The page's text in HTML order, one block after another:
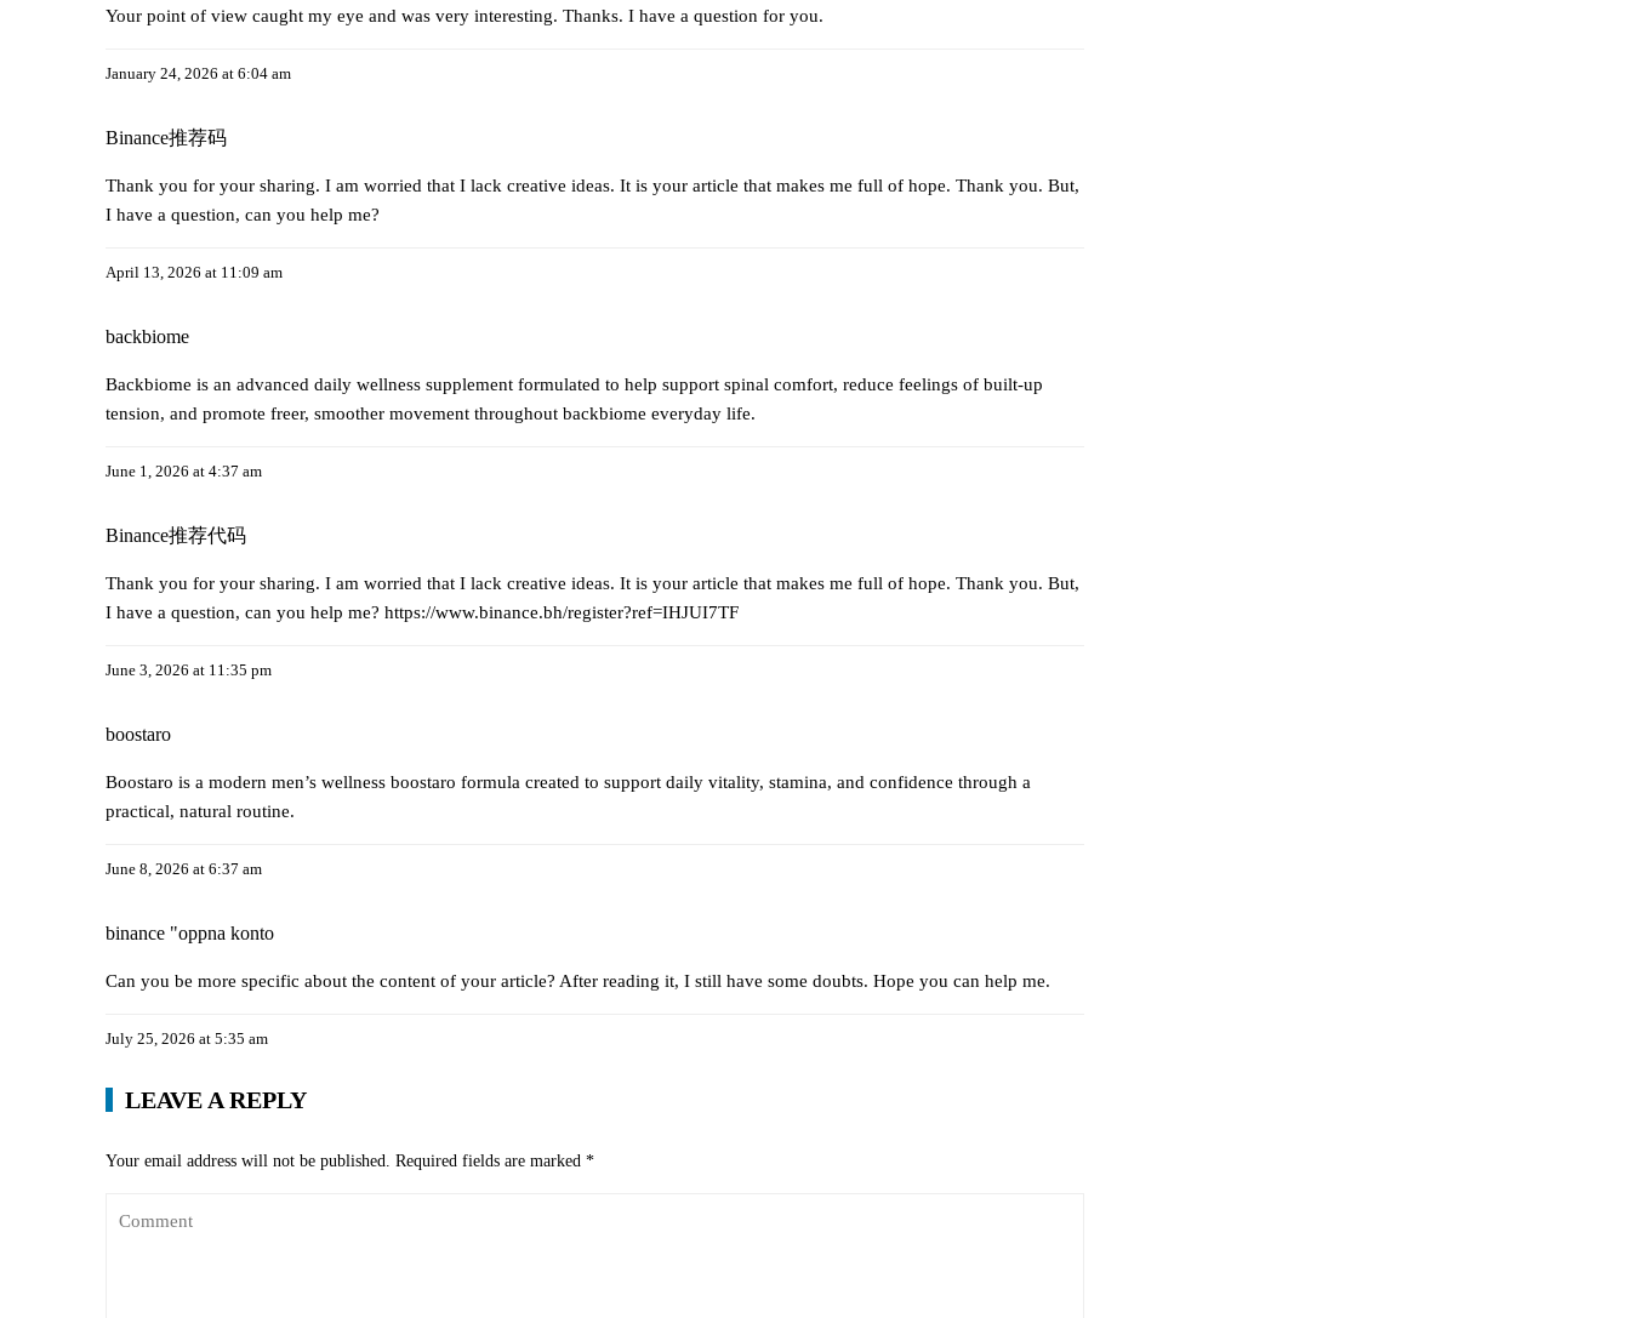
Your point of view caught my eye and was very interesting. Thanks. I have a question for you.
January 24, 2026 at 6:04 am
Binance推荐码
Thank you for your sharing. I am worried that I lack creative ideas. It is your article that makes me full of hope. Thank you. But,
I have a question, can you help me?
April 13, 2026 at 11:09 am
backbiome
Backbiome is an advanced daily wellness supplement formulated to help support spinal comfort, reduce feelings of built-up
tension, and promote freer, smoother movement throughout backbiome everyday life.
June 1, 2026 at 4:37 am
Binance推荐代码
Thank you for your sharing. I am worried that I lack creative ideas. It is your article that makes me full of hope. Thank you. But,
I have a question, can you help me? https://www.binance.bh/register?ref=IHJUI7TF
June 3, 2026 at 11:35 pm
boostaro
Boostaro is a modern men’s wellness boostaro formula created to support daily vitality, stamina, and confidence through a
practical, natural routine.
June 8, 2026 at 6:37 am
binance "oppna konto
Can you be more specific about the content of your article? After reading it, I still have some doubts. Hope you can help me.
July 25, 2026 at 5:35 am
LEAVE A REPLY
Your email address will not be published. Required fields are marked *